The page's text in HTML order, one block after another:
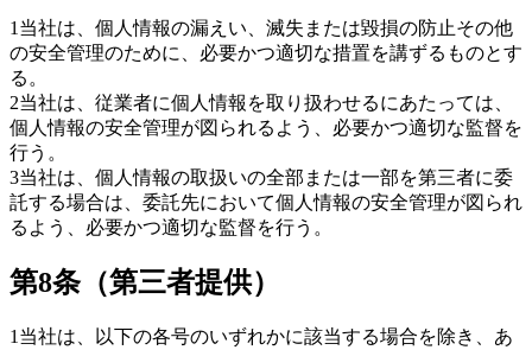
1 当社は、個人情報の漏えい、滅失または毀損の防止その他
の安全管理のために、必要かつ適切な措置を講ずるものとす
る。
2当社は、従業者に個人情報を取り扱わせるにあたっては、
個人情報の安全管理が図られるよう、必要かつ適切な監督を
行う。
3当社は、個人情報の取扱いの全部または一部を第三者に委
託する場合は、委託先において個人情報の安全管理が図られ
るよう、必要かつ適切な監督を行う。
第8条（第三者提供）
1 当社は、以下の各号のいずれかに該当する場合を除き、あ